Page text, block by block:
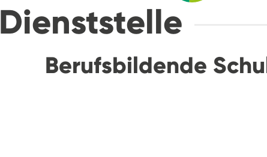
Berufsbildende